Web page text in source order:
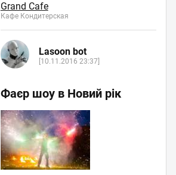
Grand Cafe
Кафе Кондитерская
Lasoon bot
[10.11.2016 23:37]
Фаєр шоу в Новий рік